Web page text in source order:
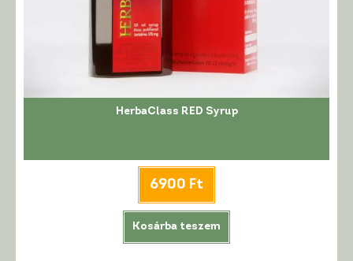
HerbaClass RED Syrup
6900 Ft
Kosárba teszem